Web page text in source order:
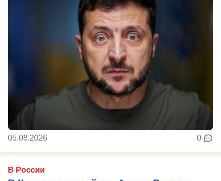
05.08.2026 0
В России